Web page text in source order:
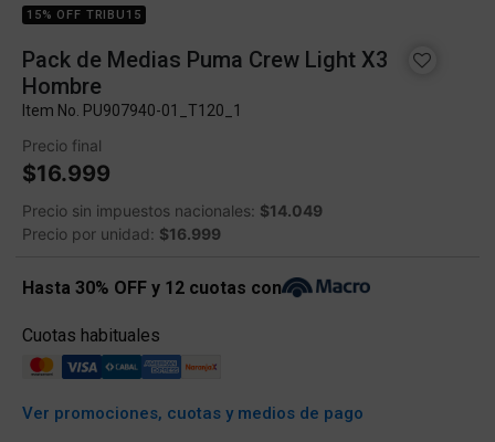
15% OFF TRIBU15
Pack de Medias Puma Crew Light X3
Hombre
Item No. PU907940-01_T120_1
Precio final
$16.999
Precio sin impuestos nacionales: $14.049
Precio por unidad: $16.999
Hasta 30% OFF y 12 cuotas con
Cuotas habituales
Ver promociones, cuotas y medios de pago